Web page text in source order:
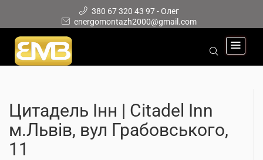
380 67 320 43 97 - Олег
energomontazh2000@gmail.com
Цитадель Інн | Citadel Inn
м.Львів, вул Грабовського,
11